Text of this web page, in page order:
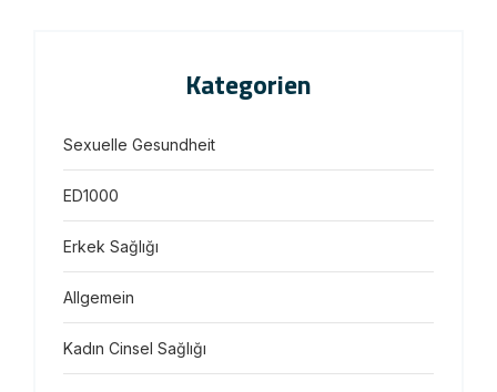
Kategorien
Sexuelle Gesundheit
ED1000
Erkek Sağlığı
Allgemein
Kadın Cinsel Sağlığı